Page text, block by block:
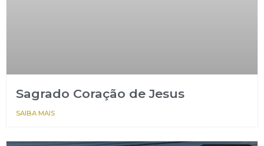
Sagrado Coração de Jesus
SAIBA MAIS